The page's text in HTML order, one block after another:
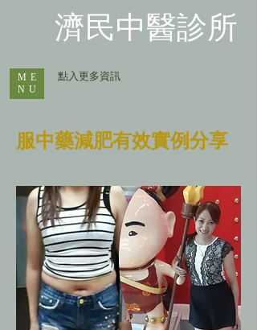
​濟民中醫診所
ME
NU
​ 點入更多資訊
服中藥減肥有效實例分享